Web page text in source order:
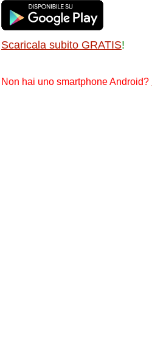
Scaricala subito GRATIS!
Non hai uno smartphone Android?